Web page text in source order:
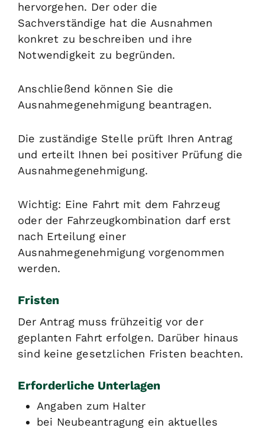
hervorgehen. Der oder die
Sachverständige hat die Ausnahmen
konkret zu beschreiben und ihre
Notwendigkeit zu begründen.
Anschließend können Sie die
Ausnahmegenehmigung beantragen.
Die zuständige Stelle prüft Ihren Antrag
und erteilt Ihnen bei positiver Prüfung die
Ausnahmegenehmigung.
Wichtig: Eine Fahrt mit dem Fahrzeug
oder der Fahrzeugkombination darf erst
nach Erteilung einer
Ausnahmegenehmigung vorgenommen
werden.
Fristen
Der Antrag muss frühzeitig vor der
geplanten Fahrt erfolgen. Darüber hinaus
sind keine gesetzlichen Fristen beachten.
Erforderliche Unterlagen
Angaben zum Halter
bei Neubeantragung ein aktuelles